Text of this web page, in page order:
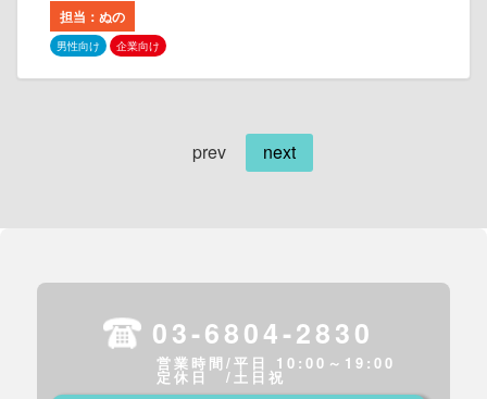
担当：ぬの
男性向け 企業向け
prev next
03-6804-2830
営業時間/平日 10:00～19:00
定休日 /土日祝